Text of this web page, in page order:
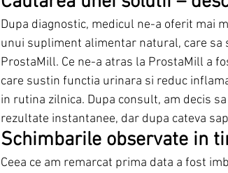
Dupa diagnostic, medicul ne-a oferit mai
unui supliment alimentar natural, care sa
ProstaMill. Ce ne-a atras la ProstaMill a
care sustin functia urinara si reduc
in rutina zilnica. Dupa consult, am decis
rezultate instantanee, dar dupa cateva
Schimbarile observate in
Ceea ce am remarcat prima data a fost